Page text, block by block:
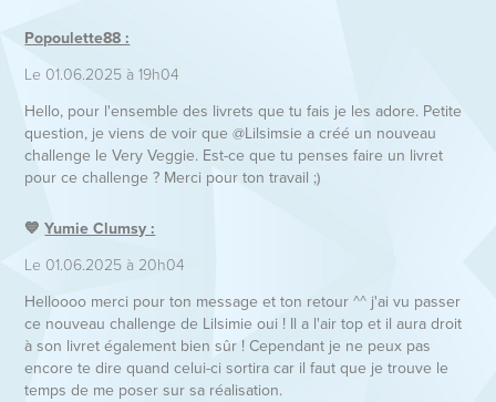
Popoulette88 :
Le 01.06.2025 à 19h04
Hello, pour l'ensemble des livrets que tu fais je les adore. Petite
question, je viens de voir que @Lilsimsie a créé un nouveau
challenge le Very Veggie. Est-ce que tu penses faire un livret
pour ce challenge ? Merci pour ton travail ;)​​​​​​​
💙Yumie Clumsy :
Le 01.06.2025 à 20h04
Helloooo merci pour ton message et ton retour ^^ j'ai vu passer
ce nouveau challenge de Lilsimie oui ! Il a l'air top et il aura droit
à son livret également bien sûr ! Cependant je ne peux pas
encore te dire quand celui-ci sortira car il faut que je trouve le
temps de me poser sur sa réalisation.